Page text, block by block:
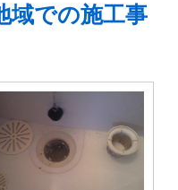
域での施工事